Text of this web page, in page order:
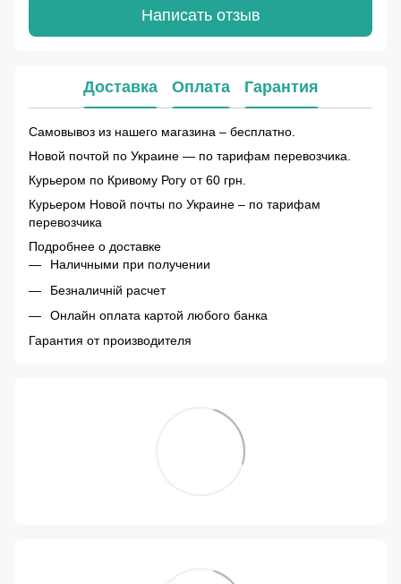
Написать отзыв
Доставка Оплата Гарантия
Самовывоз из нашего магазина – бесплатно.
Новой почтой по Украине — по тарифам перевозчика.
Курьером по Кривому Рогу от 60 грн.
Курьером Новой почты по Украине – по тарифам
перевозчика
Подробнее о доставке
Наличными при получении
Безналичній расчет
Онлайн оплата картой любого банка
Гарантия от производителя